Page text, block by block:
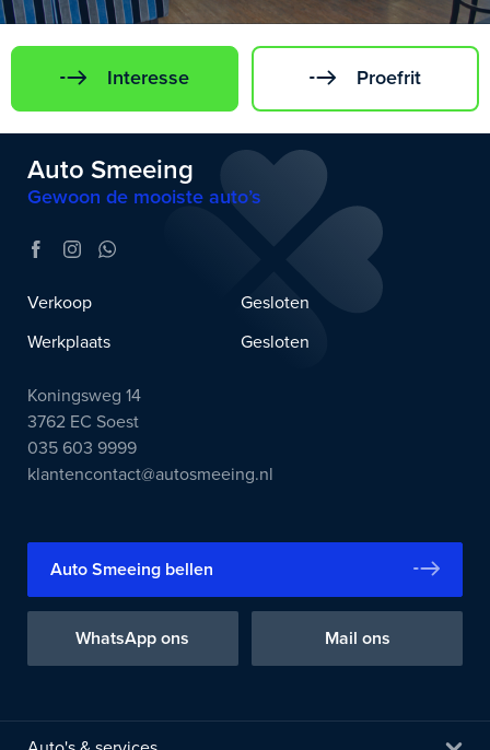
Interesse Proefrit
Auto Smeeing
Gewoon de mooiste auto’s
Verkoop
Gesloten
Werkplaats
Gesloten
Koningsweg 14
3762 EC Soest
035 603 9999
klantencontact@autosmeeing.nl
Auto Smeeing bellen
WhatsApp ons Mail ons